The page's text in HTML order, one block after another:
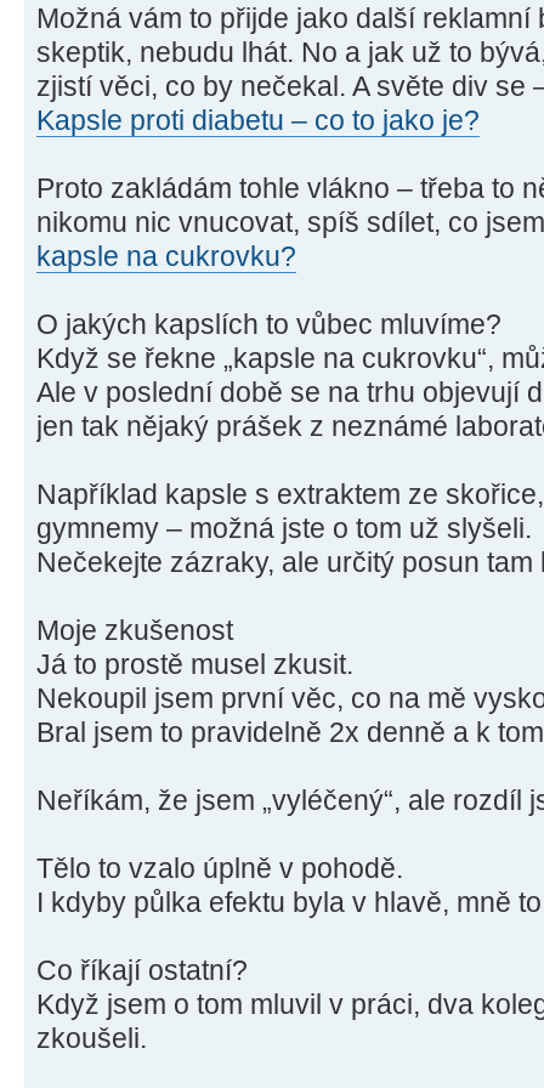
Možná vám to přijde jako další
skeptik, nebudu lhát. No a jak už to
zjistí věci, co by nečekal. A světe div se
Kapsle proti diabetu – co to jako je?
Proto zakládám tohle vlákno – třeba to
nikomu nic vnucovat, spíš sdílet, co
kapsle na cukrovku?
O jakých kapslích to vůbec mluvíme?
Když se řekne „kapsle na cukrovku“,
Ale v poslední době se na trhu objevují
jen tak nějaký prášek z neznámé
Například kapsle s extraktem ze
gymnemy – možná jste o tom už slyšeli.
Nečekejte zázraky, ale určitý posun tam
Moje zkušenost
Já to prostě musel zkusit.
Nekoupil jsem první věc, co na mě
Bral jsem to pravidelně 2x denně a k
Neříkám, že jsem „vyléčený“, ale rozdíl
Tělo to vzalo úplně v pohodě.
I kdyby půlka efektu byla v hlavě, mně
Co říkají ostatní?
Když jsem o tom mluvil v práci, dva
zkoušeli.